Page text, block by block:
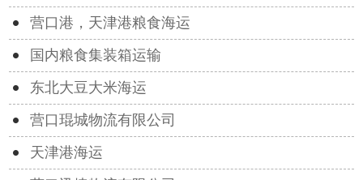
营口港，天津港粮食海运
国内粮食集装箱运输
东北大豆大米海运
营口琨城物流有限公司
天津港海运